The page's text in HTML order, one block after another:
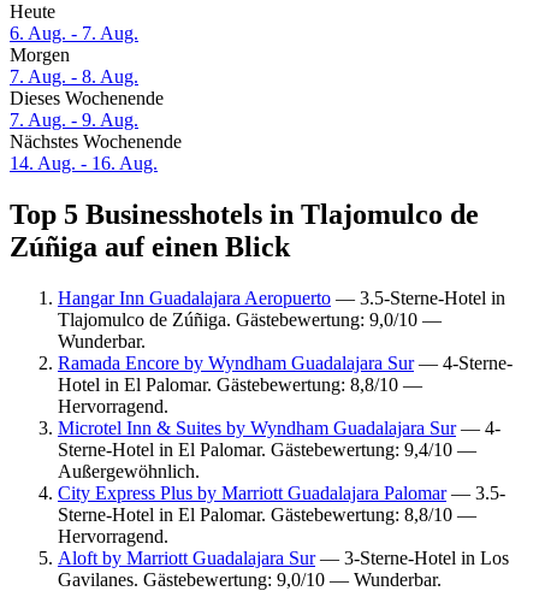
Heute
6. Aug. - 7. Aug.
Morgen
7. Aug. - 8. Aug.
Dieses Wochenende
7. Aug. - 9. Aug.
Nächstes Wochenende
14. Aug. - 16. Aug.
Top 5 Businesshotels in Tlajomulco de
Zúñiga auf einen Blick
Hangar Inn Guadalajara Aeropuerto — 3.5-Sterne-Hotel in
Tlajomulco de Zúñiga. Gästebewertung: 9,0/10 —
Wunderbar.
Ramada Encore by Wyndham Guadalajara Sur— 4-Sterne-
Hotel in El Palomar. Gästebewertung: 8,8/10 —
Hervorragend.
Microtel Inn & Suites by Wyndham Guadalajara Sur— 4-
Sterne-Hotel in El Palomar. Gästebewertung: 9,4/10 —
Außergewöhnlich.
City Express Plus by Marriott Guadalajara Palomar— 3.5-
Sterne-Hotel in El Palomar. Gästebewertung: 8,8/10 —
Hervorragend.
Aloft by Marriott Guadalajara Sur— 3-Sterne-Hotel in Los
Gavilanes. Gästebewertung: 9,0/10 — Wunderbar.